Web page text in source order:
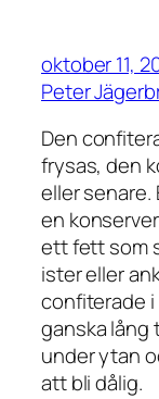
oktober 11,
Peter
Den
frysas, den
eller
en
ett fett som
ister eller
confiterade i
ganska lång
under ytan
att bli dålig.